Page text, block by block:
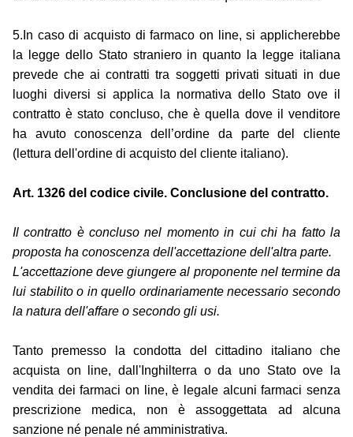
5.In caso di acquisto di farmaco on line, si applicherebbe
la legge dello Stato straniero in quanto la legge italiana
prevede che ai contratti tra soggetti privati situati in due
luoghi diversi si applica la normativa dello Stato ove il
contratto è stato concluso, che è quella dove il venditore
ha avuto conoscenza dell’ordine da parte del cliente
(lettura dell'ordine di acquisto del cliente italiano).
Art. 1326 del codice civile. Conclusione del contratto.
Il contratto è concluso nel momento in cui chi ha fatto la
proposta ha conoscenza dell'accettazione dell'altra parte.
L'accettazione deve giungere al proponente nel termine da
lui stabilito o in quello ordinariamente necessario secondo
la natura dell'affare o secondo gli usi.
Tanto premesso la condotta del cittadino italiano che
acquista on line, dall'Inghilterra o da uno Stato ove la
vendita dei farmaci on line, è legale alcuni farmaci senza
prescrizione medica, non è assoggettata ad alcuna
sanzione né penale né amministrativa.